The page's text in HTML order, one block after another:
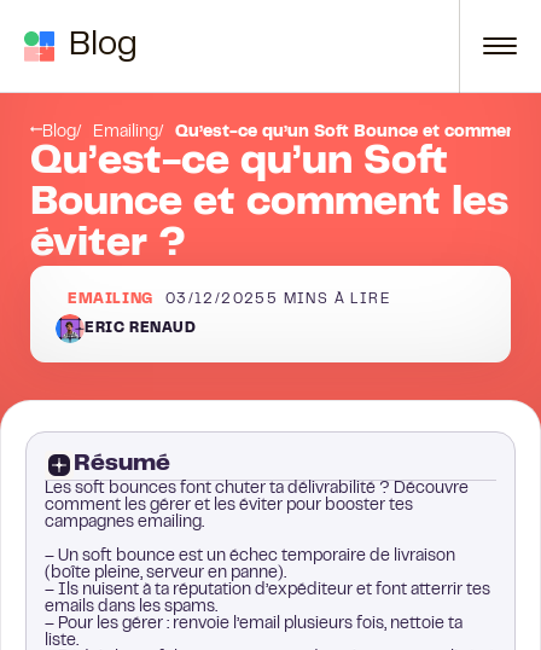
Blog
Blog Emailing Qu’est-ce qu’un Soft Bounce et comment
Qu’est-ce qu’un Soft
Bounce et comment les
éviter ?
EMAILING 03/12/2025 5 MINS À LIRE
ERIC RENAUD
Résumé
Les soft bounces font chuter ta délivrabilité ? Découvre
comment les gérer et les éviter pour booster tes
campagnes emailing.
– Un soft bounce est un échec temporaire de livraison
(boîte pleine, serveur en panne).
– Ils nuisent à ta réputation d’expéditeur et font atterrir tes
emails dans les spams.
– Pour les gérer : renvoie l’email plusieurs fois, nettoie ta
liste.
Points essentiels à retenir